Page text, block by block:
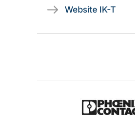
Website IK-T